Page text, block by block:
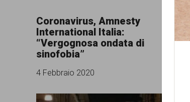
che
si
battono
Coronavirus, Amnesty
International Italia:
“Vergognosa ondata di
sinofobia”
4 Febbraio 2020